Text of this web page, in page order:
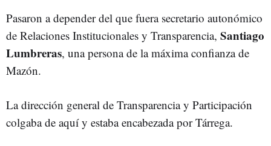
Pasaron a depender del que fuera secretario autonómico
de Relaciones Institucionales y Transparencia, Santiago
Lumbreras, una persona de la máxima confianza de
Mazón.
La dirección general de Transparencia y Participación
colgaba de aquí y estaba encabezada por Tárrega.